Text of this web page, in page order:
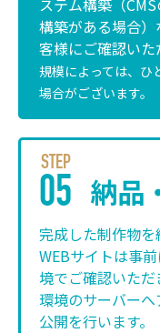
構築がある場合
客様にご確認いた
規模によっては、ひ
場合がございます。
STEP
05 納品
完成した制作物を
WEBサイトは事
境でご確認いた
環境のサーバー
公開を行います。